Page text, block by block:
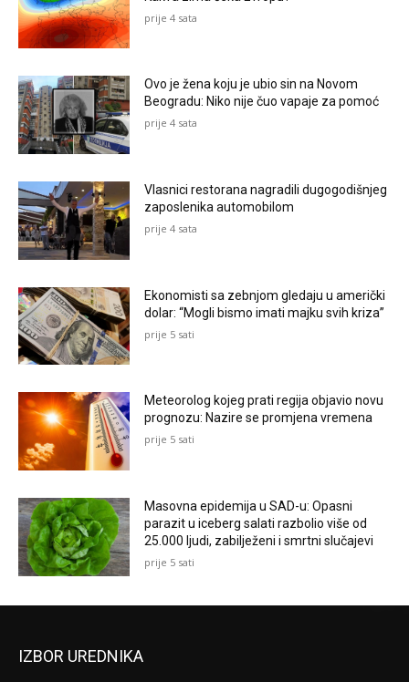
prije 4 sata
Ovo je žena koju je ubio sin na Novom
Beogradu: Niko nije čuo vapaje za pomoć
prije 4 sata
Vlasnici restorana nagradili dugogodišnjeg
zaposlenika automobilom
prije 4 sata
Ekonomisti sa zebnjom gledaju u američki
dolar: “Mogli bismo imati majku svih kriza”
prije 5 sati
Meteorolog kojeg prati regija objavio novu
prognozu: Nazire se promjena vremena
prije 5 sati
Masovna epidemija u SAD-u: Opasni
parazit u iceberg salati razbolio više od
25.000 ljudi, zabilježeni i smrtni slučajevi
prije 5 sati
IZBOR UREDNIKA